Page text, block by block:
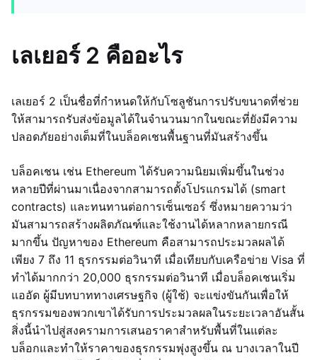
เลเยอร์ 2 คืออะไร
เลเยอร์ 2 เป็นชื่อที่กำหนดให้กับโซลูชันการปรับขนาดที่ช่วย
ให้สามารถรับส่งข้อมูลได้ในจำนวนมากในขณะที่ยังมีความ
ปลอดภัยอย่างเต็มที่ในบล็อคเชนพื้นฐานที่มันสร้างขึ้น
บล็อคเชน เช่น Ethereum ได้รับความนิยมเพิ่มขึ้นในช่วง
หลายปีที่ผ่านมาเนื่องจากสามารถตั้งโปรแกรมได้ (smart
contracts) และทนทานต่อการเซ็นเซอร์ ซึ่งหมายความว่า
มันสามารถสร้างผลิตภัณฑ์และใช้งานได้หลากหลายกรณี
มากขึ้น ปัญหาของ Ethereum คือสามารถประมวลผลได้
เพียง 7 ถึง 11 ธุรกรรมต่อวินาที เมื่อเทียบกับเครือข่าย Visa ที่
ทำได้มากกว่า 20,000 ธุรกรรมต่อวินาที เมื่อบล็อคเชนเริ่ม
แออัด ผู้มีบทบาททางเศรษฐกิจ (ผู้ใช้) จะแข่งขันกันเพื่อให้
ธุรกรรมของพวกเขาได้รับการประมวลผลในระยะเวลาอันสั้น
สิ่งนี้นำไปสู่สงครามการเสนอราคาสำหรับพื้นที่ในแต่ละ
บล็อกและทำให้ราคาของธุรกรรมพุ่งสูงขึ้น ณ บางเวลาในปี